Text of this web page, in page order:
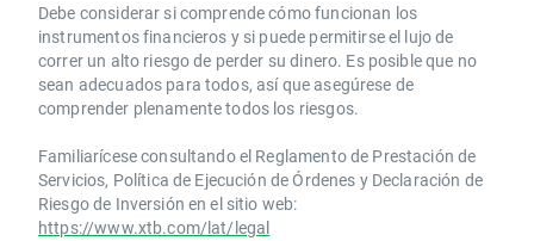
Debe considerar si comprende cómo funcionan los
instrumentos financieros y si puede permitirse el lujo de
correr un alto riesgo de perder su dinero. Es posible que no
sean adecuados para todos, así que asegúrese de
comprender plenamente todos los riesgos.
Familiarícese consultando el Reglamento de Prestación de
Servicios, Política de Ejecución de Órdenes y Declaración de
Riesgo de Inversión en el sitio web:
https://www.xtb.com/lat/legal